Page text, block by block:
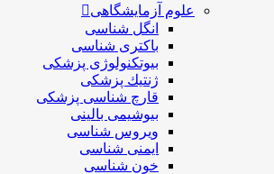
علوم آزمایشگاهی
انگل شناسی
باکتری شناسی
بیوتکنولوژی پزشکی
ژنتيك پزشکی
قارچ شناسی پزشكی
بیوشیمی بالینی
ویروس شناسی
ایمنی شناسی
خون شناسی